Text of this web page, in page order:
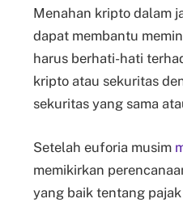
Menahan kripto dalam
dapat membantu
harus berhati-hati
kripto atau sekuritas
sekuritas yang sama
Setelah euforia musim
memikirkan
yang baik tentang